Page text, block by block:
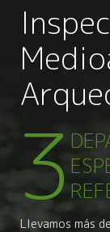
3
Llevamos más